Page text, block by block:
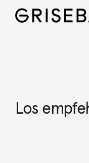
Los